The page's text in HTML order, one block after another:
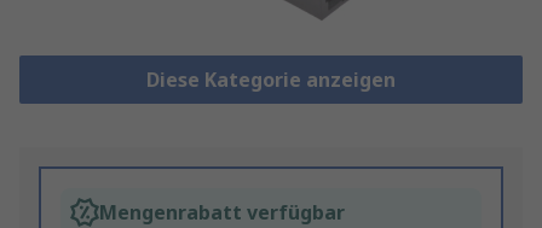
Diese Kategorie anzeigen
Mengenrabatt verfügbar